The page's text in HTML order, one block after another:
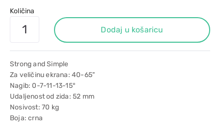
Količina
Dodaj u košaricu
Strong and Simple
Za veličinu ekrana: 40-65"
Nagib: 0-7-11-13-15°
Udaljenost od zida: 52 mm
Nosivost: 70 kg
Boja: crna